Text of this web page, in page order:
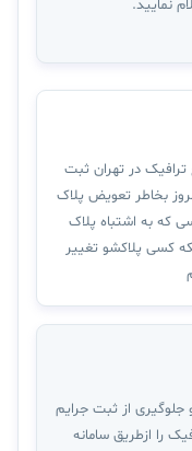
نمایید.
طرح ترافیک در تهران ثبت
بخاطر تعویض پلاک
که به اشتباه پلاک
کسی پلاکشو تغییر
از ثبت جرایم
را ازطریق سامانه